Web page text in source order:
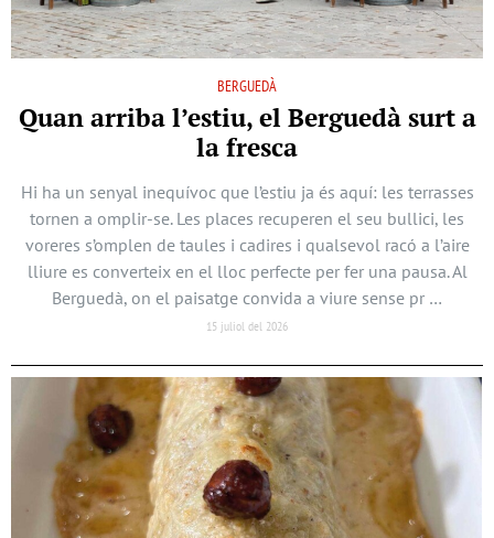
BERGUEDÀ
Quan arriba l’estiu, el Berguedà surt a
la fresca
Hi ha un senyal inequívoc que l’estiu ja és aquí: les terrasses
tornen a omplir-se. Les places recuperen el seu bullici, les
voreres s’omplen de taules i cadires i qualsevol racó a l’aire
lliure es converteix en el lloc perfecte per fer una pausa. Al
Berguedà, on el paisatge convida a viure sense pr …
15 juliol del 2026